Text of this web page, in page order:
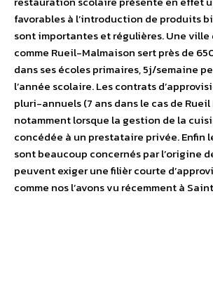
favorables à l’introduction de produits
sont importantes et régulières. Une
comme Rueil-Malmaison sert près de
dans ses écoles primaires, 5j/semaine
l’année scolaire. Les contrats
pluri-annuels (7 ans dans le cas de
notamment lorsque la gestion de la
concédée à un prestataire privée. Enfin
sont beaucoup concernés par l’origine
peuvent exiger une filièr courte
comme nos l’avons vu récemment à